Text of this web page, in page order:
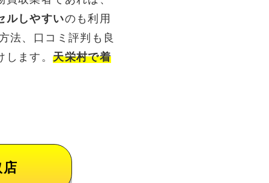
ルしやすいのも利用
法、口コミ評判も良
します。天栄村で着